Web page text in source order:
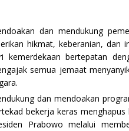
dan mendukung
hikmat, keberanian, dan
kemerdekaan bertepatan
semua jemaat
dan mendoakan
bekerja keras
Prabowo melalui